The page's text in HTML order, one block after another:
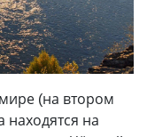
(на втором
на